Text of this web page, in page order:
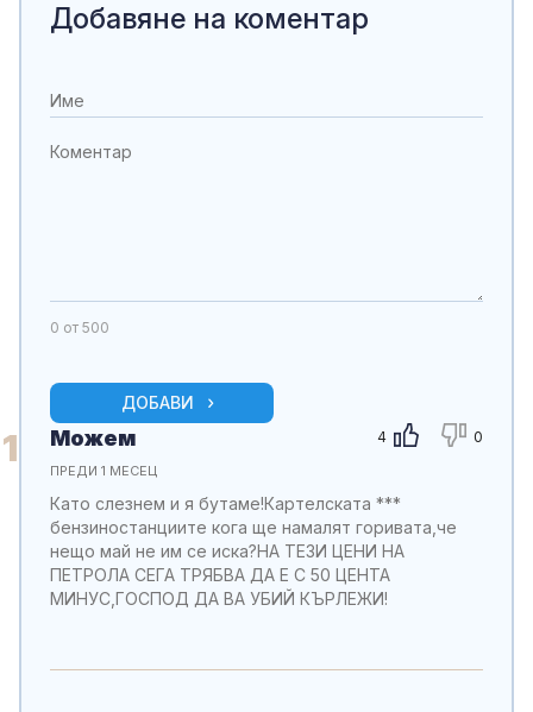
Добавяне на коментар
0 от 500
ДОБАВИ
1 4 0
Можем
ПРЕДИ 1 МЕСЕЦ
Като слезнем и я бутаме!Картелската ***
бензиностанциите кога ще намалят горивата,че
нещо май не им се иска?НА ТЕЗИ ЦЕНИ НА
ПЕТРОЛА СЕГА ТРЯБВА ДА Е С 50 ЦЕНТА
МИНУС,ГОСПОД ДА ВА УБИЙ КЪРЛЕЖИ!